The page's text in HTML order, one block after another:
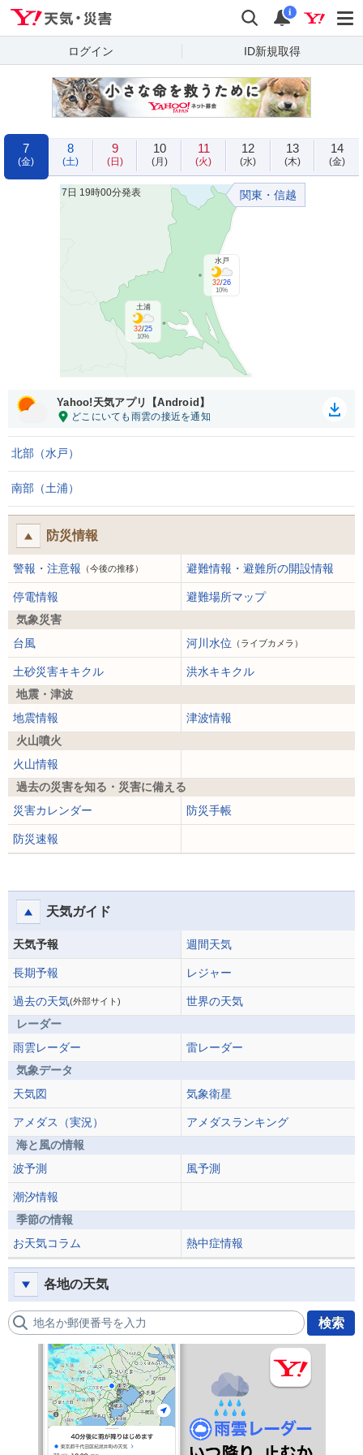
検索 通知
i
ログイン ID新規取得
7
(金)
8
(土)
9
(日)
10
(月)
11
(火)
12
(水)
13
(木)
14
(金)
関東・信越
水戸
32/26
10%
土浦
32/25
10%
7日 19時00分発表
Yahoo!天気アプリ【Android】
北部（水戸）
南部（土浦）
防災情報
警報・注意報 （今後の推移） 避難情報・避難所の開設情報
停電情報
避難場所マップ
気象災害
台風
河川水位 （ライブカメラ）
土砂災害キキクル
洪水キキクル
地震・津波
地震情報
津波情報
火山噴火
火山情報
過去の災害を知る・災害に備える
災害カレンダー
防災手帳
防災速報
天気ガイド
天気予報 週間天気
長期予報 レジャー
過去の天気(外部サイト)
世界の天気
レーダー
雨雲レーダー
雷レーダー
気象データ
天気図
気象衛星
アメダス（実況）
アメダスランキング
海と風の情報
波予測
風予測
潮汐情報
季節の情報
お天気コラム
熱中症情報
各地の天気
地名か郵便番号を入力 検索